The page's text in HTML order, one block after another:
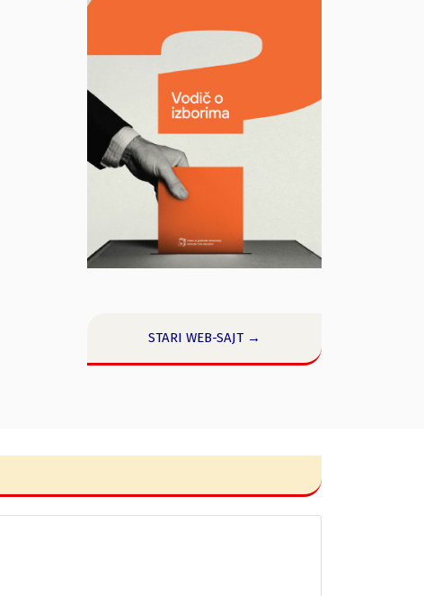
STARI WEB-SAJT →